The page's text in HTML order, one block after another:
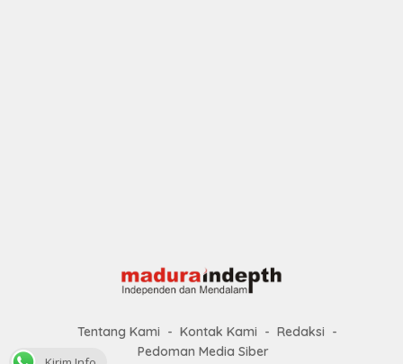
Tentang Kami Kontak Kami
Redaksi
Pedoman Media Siber